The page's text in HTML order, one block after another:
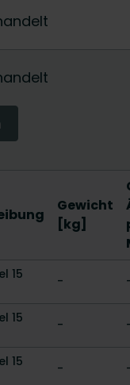
Gewicht
[kg]
15
-
15
-
15
-